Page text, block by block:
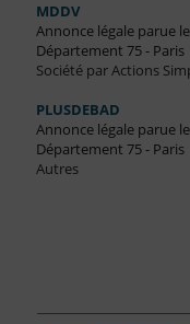
MDDV
Annonce légale parue
Département 75 - Paris
Société par Actions
PLUSDEBAD
Annonce légale parue
Département 75 - Paris
Autres